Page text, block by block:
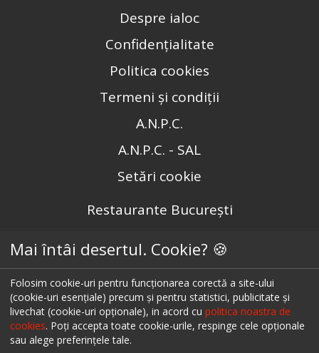
Despre ialoc
Confidențialitate
Politica cookies
Termeni și condiții
A.N.P.C.
A.N.P.C. - SAL
Setări cookie
Restaurante București
Restaurante Brașov
Restaurante Iași
Restaurante Sibiu
Mai întâi desertul. Cookie? 🍪
Folosim cookie-uri pentru funcționarea corectă a site-ului
(cookie-uri esențiale) precum și pentru statistici, publicitate și
livechat (cookie-uri opționale), in acord cu politica noastra de
cookies. Poți accepta toate cookie-urile, respinge cele opționale
sau alege preferințele tale.